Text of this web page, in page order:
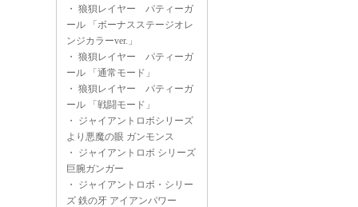
・ 狼狽レイヤー パティーガ
ール 「ボーナスステージオレ
ンジカラーver.」
・ 狼狽レイヤー パティーガ
ール 「通常モード」
・ 狼狽レイヤー パティーガ
ール 「戦闘モード」
・ ジャイアントロボシリーズ
より悪魔の眼 ガンモンス
・ ジャイアントロボ シリーズ
巨腕ガンガー
・ ジャイアントロボ・シリー
ズ 鉄の牙 アイアンパワー